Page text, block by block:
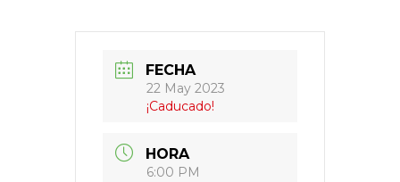
FECHA
22 May 2023
¡Caducado!
HORA
6:00 PM